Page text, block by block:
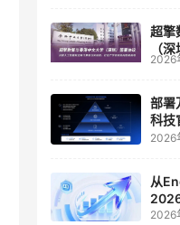
管理
超擎
（
人工
2026
部署
科技
让世
2026
从
年，
2026